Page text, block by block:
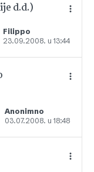
d.d.)
Filippo
23.09.2008. u 13:44
favorite
Anonimno
03.07.2008. u 18:48
favorite